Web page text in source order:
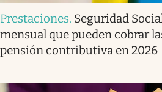
Prestaciones. Seguridad
mensual que pueden cobrar
pensión contributiva en 2026